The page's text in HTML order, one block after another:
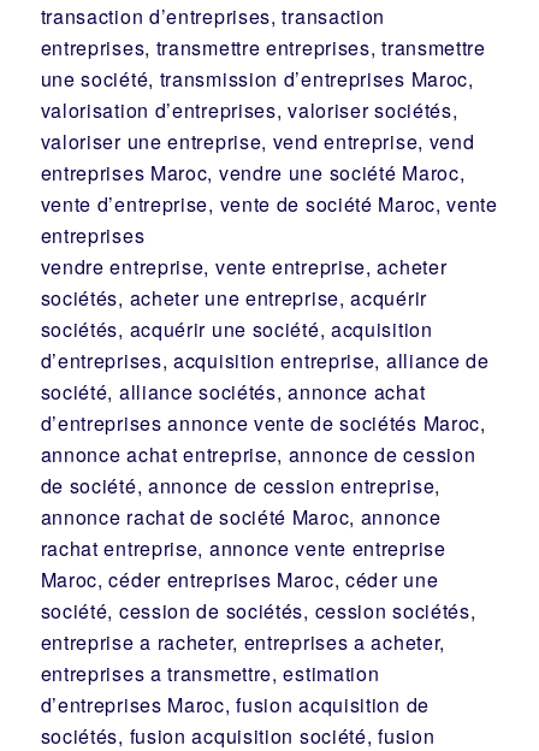
transaction d’entreprises, transaction
entreprises, transmettre entreprises, transmettre
une société, transmission d’entreprises Maroc,
valorisation d’entreprises, valoriser sociétés,
valoriser une entreprise, vend entreprise, vend
entreprises Maroc, vendre une société Maroc,
vente d’entreprise, vente de société Maroc, vente
entreprises
vendre entreprise, vente entreprise, acheter
sociétés, acheter une entreprise, acquérir
sociétés, acquérir une société, acquisition
d’entreprises, acquisition entreprise, alliance de
société, alliance sociétés, annonce achat
d’entreprises annonce vente de sociétés Maroc,
annonce achat entreprise, annonce de cession
de société, annonce de cession entreprise,
annonce rachat de société Maroc, annonce
rachat entreprise, annonce vente entreprise
Maroc, céder entreprises Maroc, céder une
société, cession de sociétés, cession sociétés,
entreprise a racheter, entreprises a acheter,
entreprises a transmettre, estimation
d’entreprises Maroc, fusion acquisition de
sociétés, fusion acquisition société, fusion